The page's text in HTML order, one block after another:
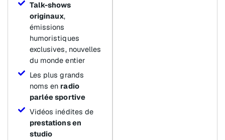
Talk-shows
originaux,
émissions
humoristiques
exclusives, nouvelles
du monde entier
Les plus grands
noms en radio
parlée sportive
Vidéos inédites de
prestations en
studio